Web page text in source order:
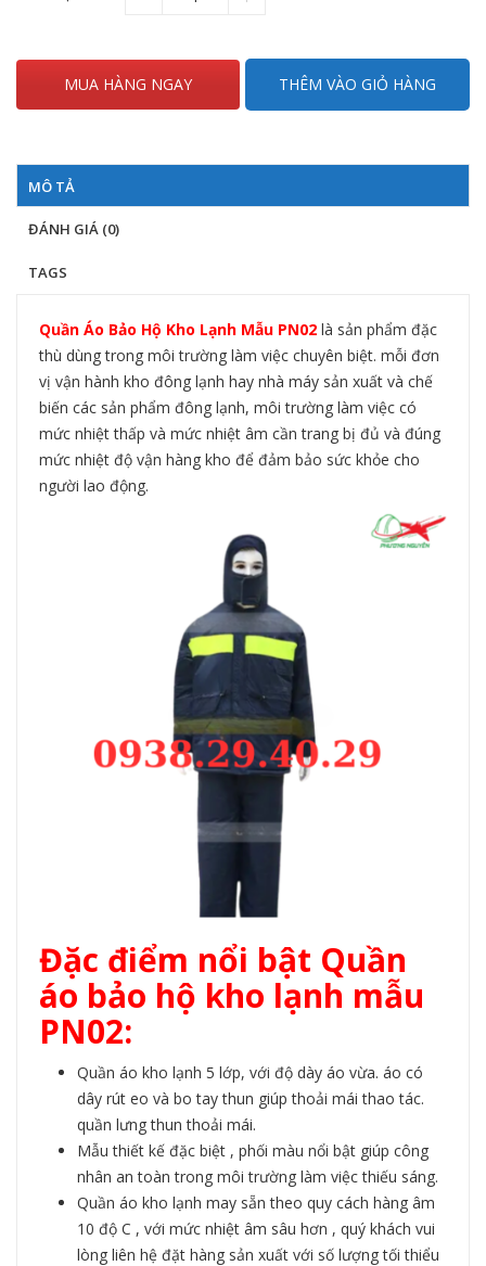
MUA HÀNG NGAY THÊM VÀO GIỎ HÀNG
MÔ TẢ
ĐÁNH GIÁ (0)
TAGS
Quần Áo Bảo Hộ Kho Lạnh Mẫu PN02 là sản phẩm đặc
thù dùng trong môi trường làm việc chuyên biệt. mỗi đơn
vị vận hành kho đông lạnh hay nhà máy sản xuất và chế
biến các sản phẩm đông lạnh, môi trường làm việc có
mức nhiệt thấp và mức nhiệt âm cần trang bị đủ và đúng
mức nhiệt độ vận hàng kho để đảm bảo sức khỏe cho
người lao động.
Đặc điểm nổi bật Quần
áo bảo hộ kho lạnh mẫu
PN02:
Quần áo kho lạnh 5 lớp, với độ dày áo vừa. áo có
dây rút eo và bo tay thun giúp thoải mái thao tác.
quần lưng thun thoải mái.
Mẫu thiết kế đặc biệt , phối màu nổi bật giúp công
nhân an toàn trong môi trường làm việc thiếu sáng.
Quần áo kho lạnh may sẵn theo quy cách hàng âm
10 độ C , với mức nhiệt âm sâu hơn , quý khách vui
lòng liên hệ đặt hàng sản xuất với số lượng tối thiểu